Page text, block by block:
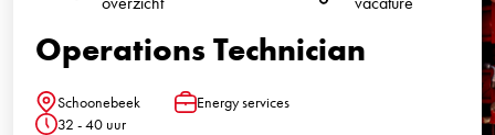
Operations Technician
Locatie
Schoonebeek Energy services
32 - 40 uur